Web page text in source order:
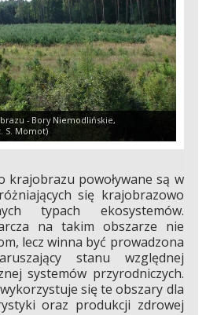
- Bory Niemodlińskie,
S. Momot)
krajobrazu powoływane są w
się krajobrazowo
typach ekosystemów.
na takim obszarze nie
lecz winna być prowadzona
stanu względnej
systemów przyrodniczych.
się te obszary dla
oraz produkcji zdrowej